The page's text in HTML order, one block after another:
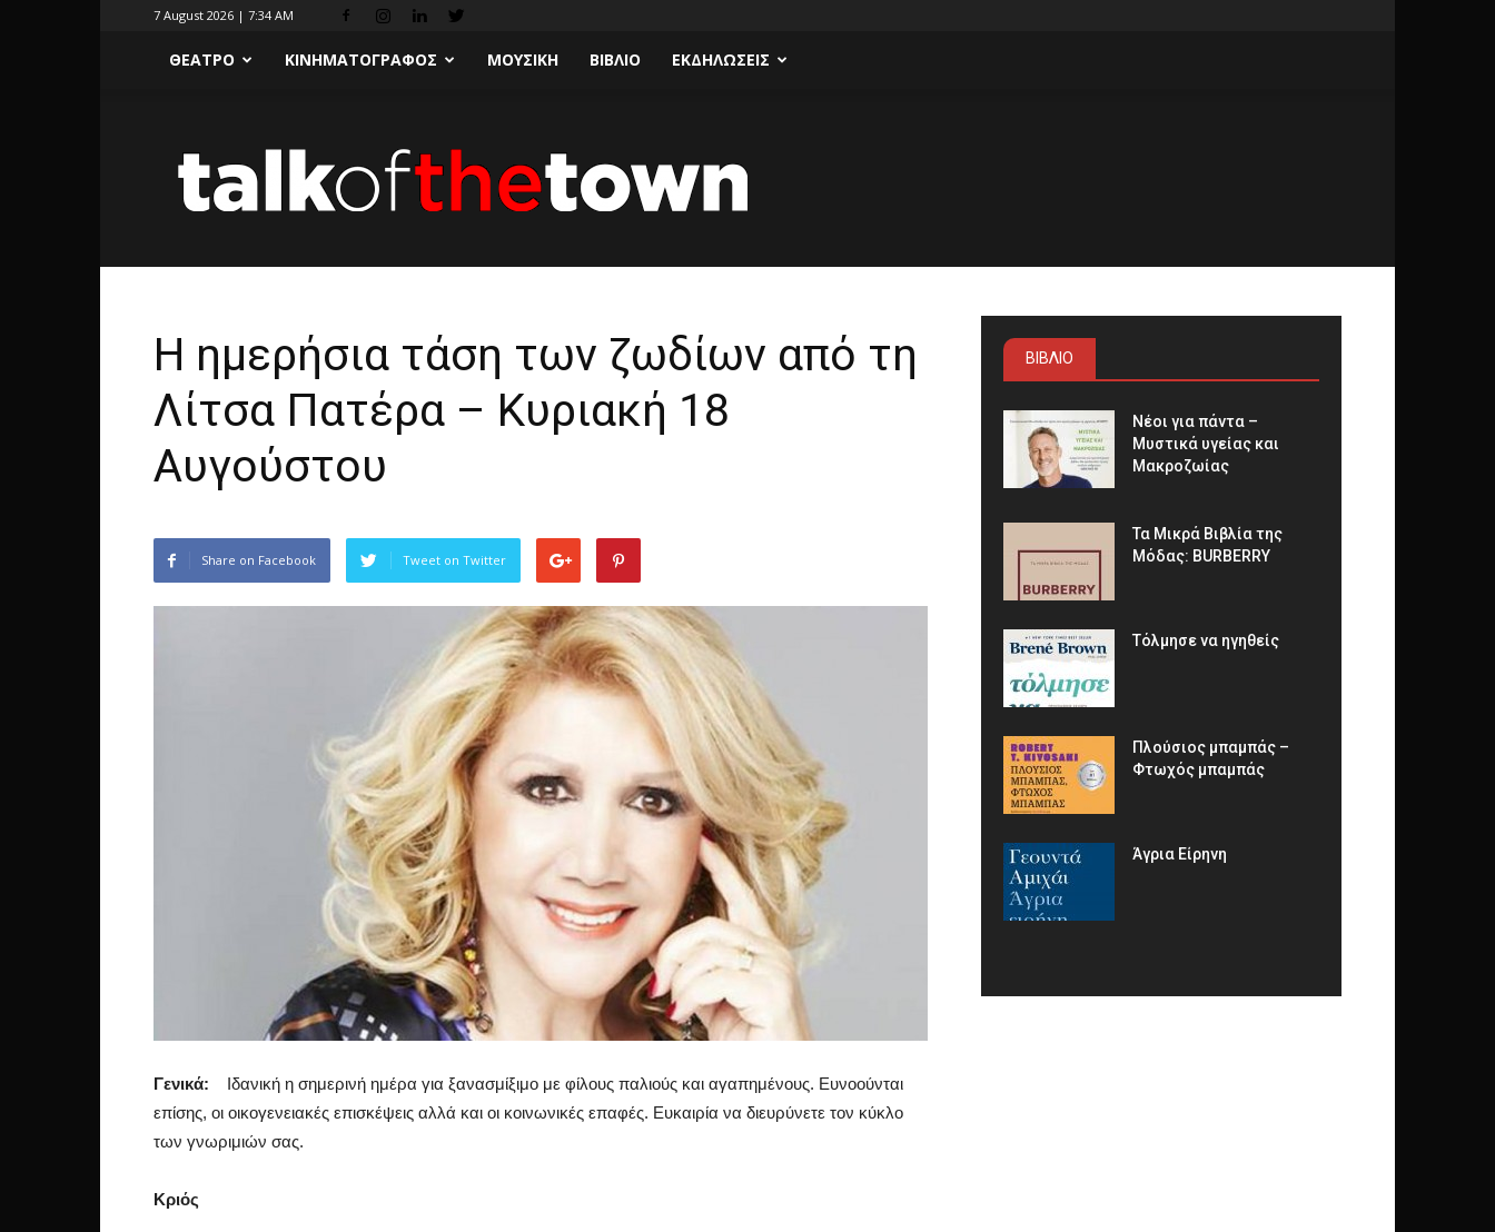
7 August 2026 | 7:34 AM
ΘΕΑΤΡΟ ΚΙΝΗΜΑΤΟΓΡΑΦΟΣ ΜΟΥΣΙΚΗ ΒΙΒΛΙΟ ΕΚΔΗΛΩΣΕΙΣ
Town
H ημερήσια τάση των ζωδίων από τη
Λίτσα Πατέρα – Κυριακή 18
Αυγούστου
Share on Facebook Tweet on Twitter
Γενικά: Ιδανική η σημερινή ημέρα για ξανασμίξιμο με φίλους παλιούς και αγαπημένους. Ευνοούνται
επίσης, οι οικογενειακές επισκέψεις αλλά και οι κοινωνικές επαφές. Ευκαιρία να διευρύνετε τον κύκλο
των γνωριμιών σας.
Κριός
ΒΙΒΛΙΟ
Νέοι για πάντα –
Μυστικά υγείας και
Μακροζωίας
Τα Μικρά Βιβλία της
Μόδας: BURBERRY
Τόλμησε να ηγηθείς
Πλούσιος μπαμπάς –
Φτωχός μπαμπάς
Άγρια Είρηνη